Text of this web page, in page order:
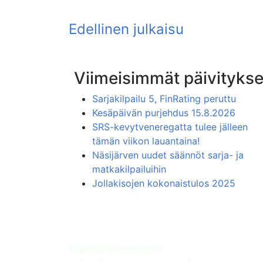
Viimeisimmät
Sarjakilpailu 5, FinRating peruttu
Kesäpäivän purjehdus 15.8.2026
SRS-kevytveneregatta tulee jälleen
tämän viikon lauantaina!
Näsijärven uudet säännöt sarja- ja
matkakilpailuihin
Jollakisojen kokonaistulos 2025